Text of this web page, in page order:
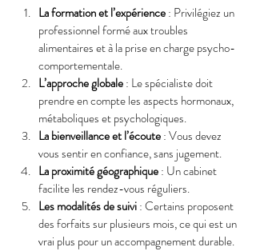
La formation et l’expérience : Privilégiez un
professionnel formé aux troubles
alimentaires et à la prise en charge psycho-
comportementale.
L’approche globale : Le spécialiste doit
prendre en compte les aspects hormonaux,
métaboliques et psychologiques.
La bienveillance et l’écoute : Vous devez
vous sentir en confiance, sans jugement.
La proximité géographique : Un cabinet
facilite les rendez-vous réguliers.
Les modalités de suivi : Certains proposent
des forfaits sur plusieurs mois, ce qui est un
vrai plus pour un accompagnement durable.